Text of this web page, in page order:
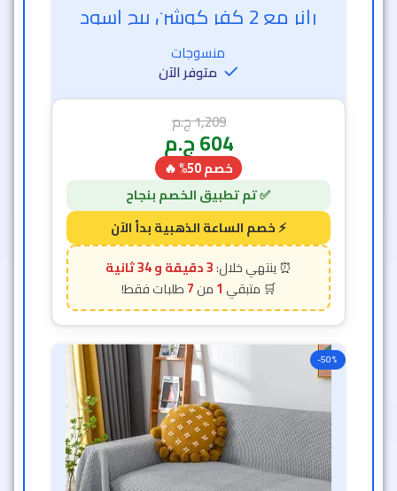
خصم الساعة الذهبية
رانر مع 2 كفر كوشن بيج اسود
منسوجات
متوفر الآن
1,209ج.م
604ج.م
خصم 50% 🔥
3 دقيقة و 31 ثانية
1
7
-50%